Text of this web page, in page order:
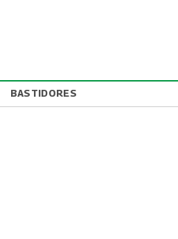
BASTIDORES